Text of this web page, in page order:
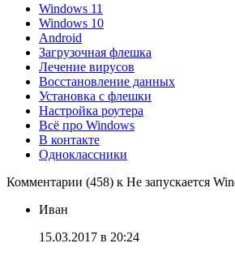
Windows 11
Windows 10
Android
Загрузочная флешка
Лечение вирусов
Восстановление данных
Установка с флешки
Настройка роутера
Всё про Windows
В контакте
Одноклассники
Комментарии (458) к Не запускается
Иван
15.03.2017 в 20:24